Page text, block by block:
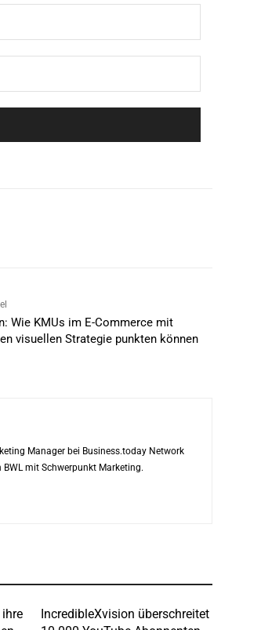
Wie KMUs im E-Commerce mit
visuellen Strategie punkten können
Manager bei Business.today Network
mit Schwerpunkt Marketing.
IncredibleXvision überschreitet